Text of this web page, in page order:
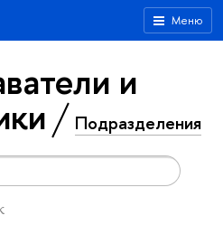
Меню
и
Подразделения